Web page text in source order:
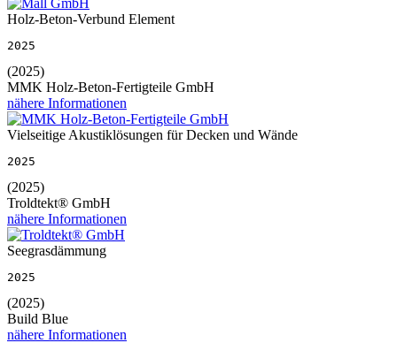
Holz-Beton-Verbund Element
2025
(2025)
MMK Holz-Beton-Fertigteile GmbH
nähere Informationen
Vielseitige Akustiklösungen für Decken und Wände
2025
(2025)
Troldtekt® GmbH
nähere Informationen
Seegrasdämmung
2025
(2025)
Build Blue
nähere Informationen